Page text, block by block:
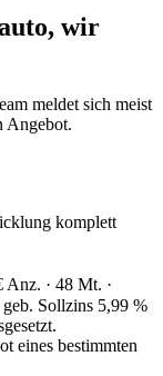
wir
meldet sich meist
Angebot.
komplett
Anz. · 48 Mt. ·
geb. Sollzins 5,99 %
eines bestimmten